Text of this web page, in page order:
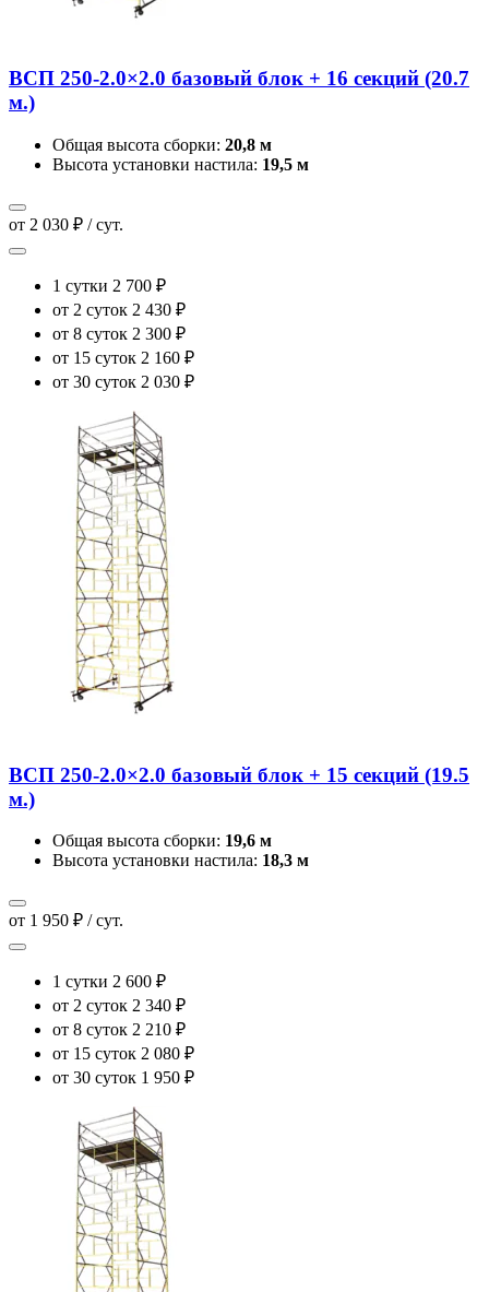
ВСП 250-2.0×2.0 базовый блок + 16 секций (20.7
м.)
Общая высота сборки: 20,8 м
Высота установки настила: 19,5 м
от 2 030 ₽ / сут.
1 сутки 2 700 ₽
от 2 суток 2 430 ₽
от 8 суток 2 300 ₽
от 15 суток 2 160 ₽
от 30 суток 2 030 ₽
ВСП 250-2.0×2.0 базовый блок + 15 секций (19.5
м.)
Общая высота сборки: 19,6 м
Высота установки настила: 18,3 м
от 1 950 ₽ / сут.
1 сутки 2 600 ₽
от 2 суток 2 340 ₽
от 8 суток 2 210 ₽
от 15 суток 2 080 ₽
от 30 суток 1 950 ₽